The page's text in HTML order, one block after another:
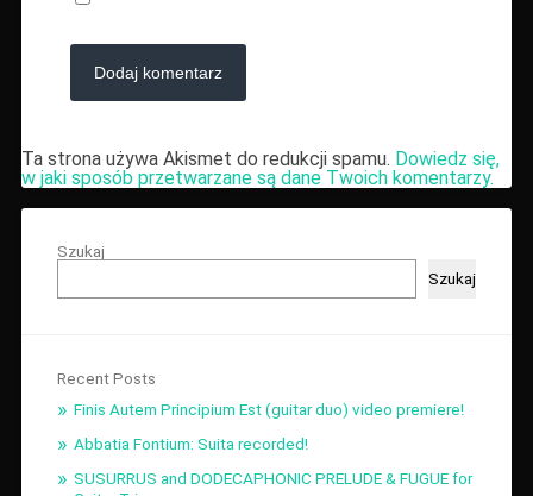
Ta strona używa Akismet do redukcji spamu. Dowiedz się,
w jaki sposób przetwarzane są dane Twoich komentarzy.
Szukaj
Szukaj
Recent Posts
Finis Autem Principium Est (guitar duo) video premiere!
Abbatia Fontium: Suita recorded!
SUSURRUS and DODECAPHONIC PRELUDE & FUGUE for